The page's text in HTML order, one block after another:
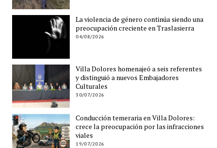
La violencia de género continúa siendo una
preocupación creciente en Traslasierra
04/08/2026
Villa Dolores homenajeó a seis referentes
y distinguió a nuevos Embajadores
Culturales
30/07/2026
Conducción temeraria en Villa Dolores:
crece la preocupación por las infracciones
viales
19/07/2026